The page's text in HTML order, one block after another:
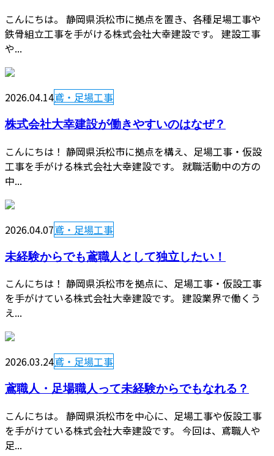
こんにちは。 静岡県浜松市に拠点を置き、各種足場工事や
鉄骨組立工事を手がける株式会社大幸建設です。 建設工事
や...
2026.04.14鳶・足場工事
株式会社大幸建設が働きやすいのはなぜ？
こんにちは！ 静岡県浜松市に拠点を構え、足場工事・仮設
工事を手がける株式会社大幸建設です。 就職活動中の方の
中...
2026.04.07鳶・足場工事
未経験からでも鳶職人として独立したい！
こんにちは！ 静岡県浜松市を拠点に、足場工事・仮設工事
を手がけている株式会社大幸建設です。 建設業界で働くう
え...
2026.03.24鳶・足場工事
鳶職人・足場職人って未経験からでもなれる？
こんにちは。 静岡県浜松市を中心に、足場工事や仮設工事
を手がけている株式会社大幸建設です。 今回は、鳶職人や
足...